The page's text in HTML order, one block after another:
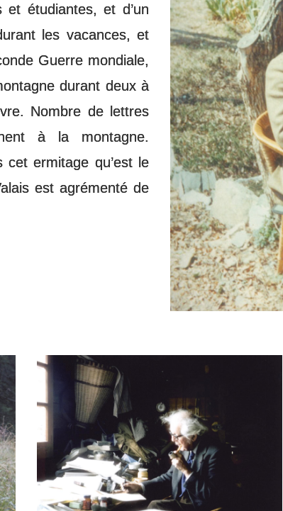
étudiantes, et d’un
les vacances, et
Guerre mondiale,
durant deux à
Nombre de lettres
à la montagne.
ermitage qu’est le
est agrémenté de